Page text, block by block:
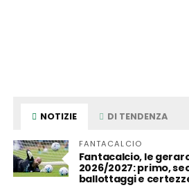
NOTIZIE DI TENDENZA
FANTACALCIO
Fantacalcio, le
2026/2027: primo,
ballottaggi e